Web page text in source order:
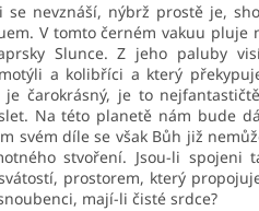
se nevznáší, nýbrž prostě je,
V tomto černém vakuu pluje
Slunce. Z jeho paluby
a kolibříci a který
čarokrásný, je to
Na této planetě nám bude
svém díle se však Bůh již
stvoření. Jsou-li spojeni
prostorem, který
mají-li čisté srdce?